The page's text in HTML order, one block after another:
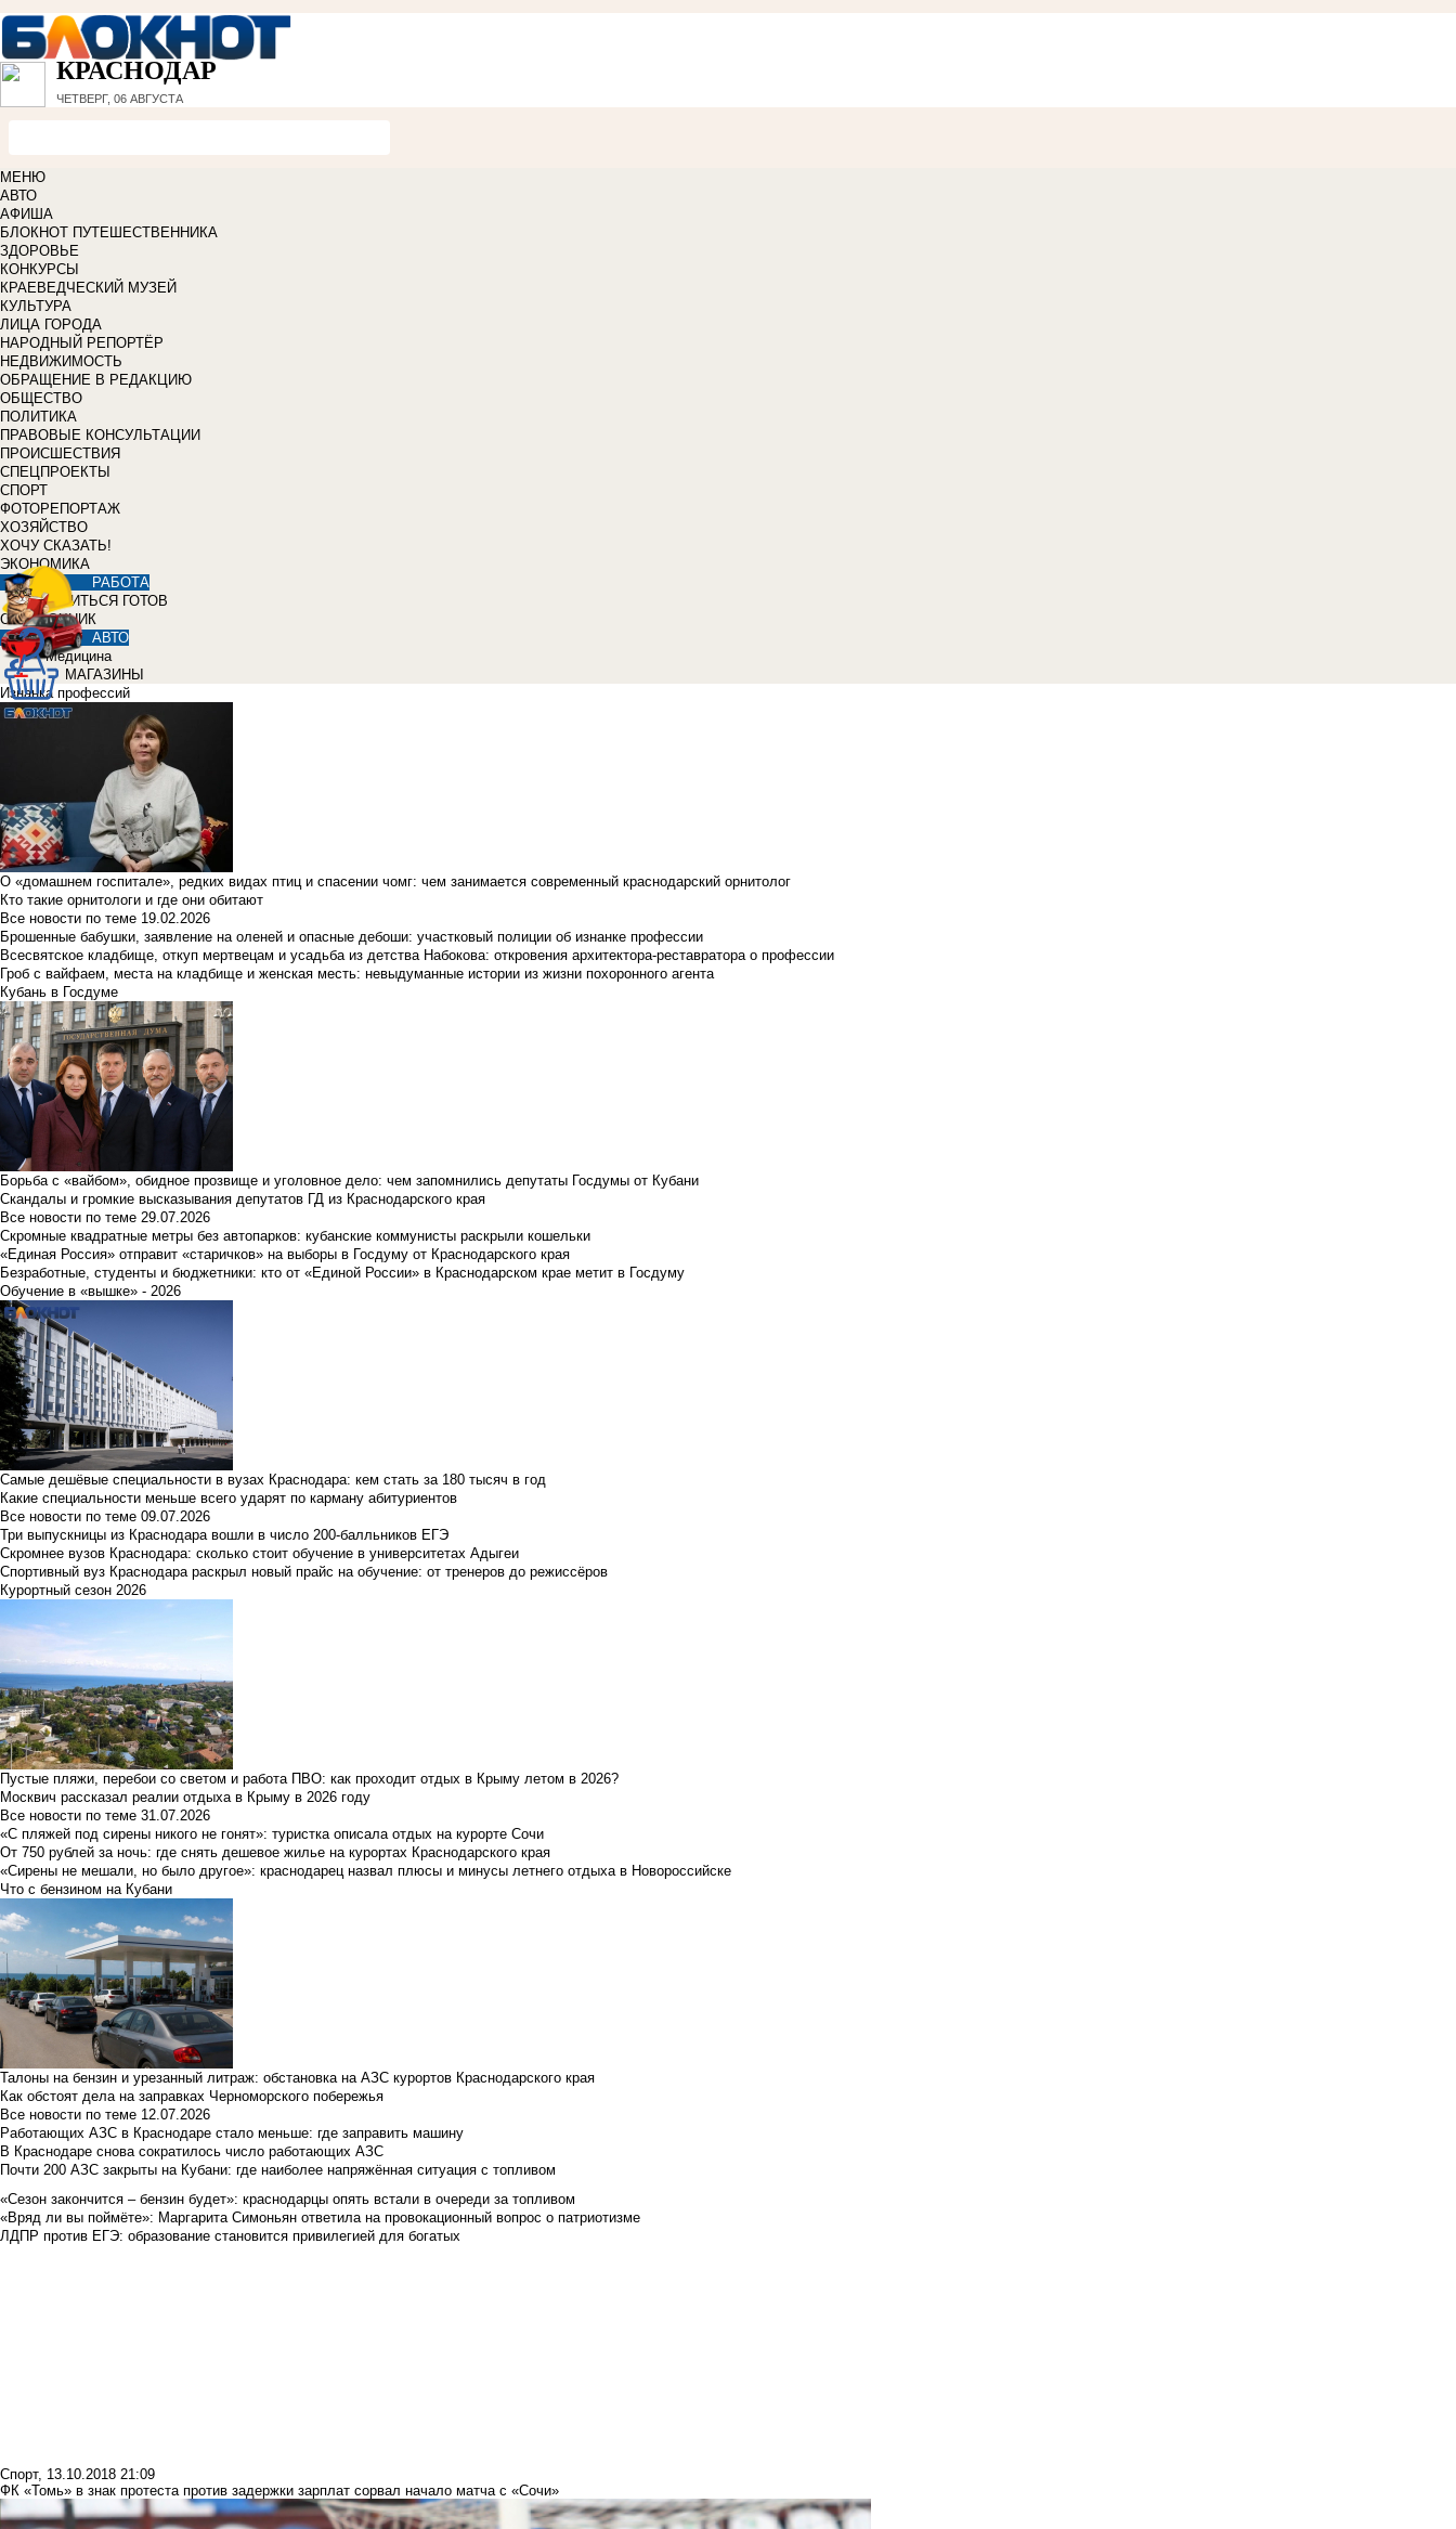
КРАСНОДАР
ЧЕТВЕРГ, 06 АВГУСТА
МЕНЮ
АВТО
АФИША
БЛОКНОТ ПУТЕШЕСТВЕННИКА
ЗДОРОВЬЕ
КОНКУРСЫ
КРАЕВЕДЧЕСКИЙ МУЗЕЙ
КУЛЬТУРА
ЛИЦА ГОРОДА
НАРОДНЫЙ РЕПОРТЁР
НЕДВИЖИМОСТЬ
ОБРАЩЕНИЕ В РЕДАКЦИЮ
ОБЩЕСТВО
ПОЛИТИКА
ПРАВОВЫЕ КОНСУЛЬТАЦИИ
ПРОИСШЕСТВИЯ
СПЕЦПРОЕКТЫ
СПОРТ
ФОТОРЕПОРТАЖ
ХОЗЯЙСТВО
ХОЧУ СКАЗАТЬ!
ЭКОНОМИКА
РАБОТА
УЧИТЬСЯ ГОТОВ
СПРАВОЧНИК
АВТО
Медицина
МАГАЗИНЫ
Изнанка профессий
О «домашнем госпитале», редких видах птиц и спасении чомг: чем занимается современный краснодарский орнитолог
Кто такие орнитологи и где они обитают
Все новости по теме 19.02.2026
Брошенные бабушки, заявление на оленей и опасные дебоши: участковый полиции об изнанке профессии
Всесвятское кладбище, откуп мертвецам и усадьба из детства Набокова: откровения архитектора-реставратора о профессии
Гроб с вайфаем, места на кладбище и женская месть: невыдуманные истории из жизни похоронного агента
Кубань в Госдуме
Борьба с «вайбом», обидное прозвище и уголовное дело: чем запомнились депутаты Госдумы от Кубани
Скандалы и громкие высказывания депутатов ГД из Краснодарского края
Все новости по теме 29.07.2026
Скромные квадратные метры без автопарков: кубанские коммунисты раскрыли кошельки
«Единая Россия» отправит «старичков» на выборы в Госдуму от Краснодарского края
Безработные, студенты и бюджетники: кто от «Единой России» в Краснодарском крае метит в Госдуму
Обучение в «вышке» - 2026
Самые дешёвые специальности в вузах Краснодара: кем стать за 180 тысяч в год
Какие специальности меньше всего ударят по карману абитуриентов
Все новости по теме 09.07.2026
Три выпускницы из Краснодара вошли в число 200-балльников ЕГЭ
Скромнее вузов Краснодара: сколько стоит обучение в университетах Адыгеи
Спортивный вуз Краснодара раскрыл новый прайс на обучение: от тренеров до режиссёров
Курортный сезон 2026
Пустые пляжи, перебои со светом и работа ПВО: как проходит отдых в Крыму летом в 2026?
Москвич рассказал реалии отдыха в Крыму в 2026 году
Все новости по теме 31.07.2026
«С пляжей под сирены никого не гонят»: туристка описала отдых на курорте Сочи
От 750 рублей за ночь: где снять дешевое жилье на курортах Краснодарского края
«Сирены не мешали, но было другое»: краснодарец назвал плюсы и минусы летнего отдыха в Новороссийске
Что с бензином на Кубани
Талоны на бензин и урезанный литраж: обстановка на АЗС курортов Краснодарского края
Как обстоят дела на заправках Черноморского побережья
Все новости по теме 12.07.2026
Работающих АЗС в Краснодаре стало меньше: где заправить машину
В Краснодаре снова сократилось число работающих АЗС
Почти 200 АЗС закрыты на Кубани: где наиболее напряжённая ситуация с топливом
«Сезон закончится – бензин будет»: краснодарцы опять встали в очереди за топливом
«Вряд ли вы поймёте»: Маргарита Симоньян ответила на провокационный вопрос о патриотизме
ЛДПР против ЕГЭ: образование становится привилегией для богатых
Спорт, 13.10.2018 21:09
ФК «Томь» в знак протеста против задержки зарплат сорвал начало матча с «Сочи»